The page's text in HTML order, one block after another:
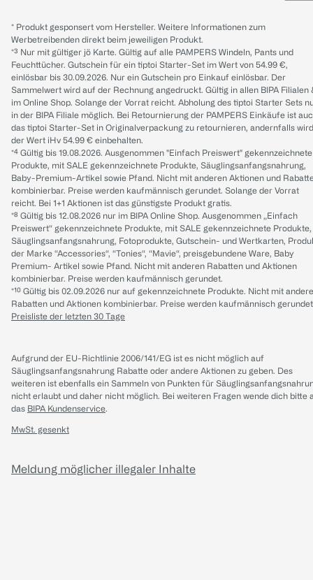
* Produkt gesponsert vom Hersteller. Weitere Informationen zum
Werbetreibenden direkt beim jeweiligen Produkt.
*³ Nur mit gültiger jö Karte. Gültig auf alle PAMPERS Windeln, Pants und
Feuchttücher. Gutschein für ein tiptoi Starter-Set im Wert von 54.99 €,
einlösbar bis 30.09.2026. Nur ein Gutschein pro Einkauf einlösbar. Der
Sammelwert wird auf der Rechnung angedruckt. Gültig in allen BIPA Filialen
im Online Shop. Solange der Vorrat reicht. Abholung des tiptoi Starter Sets
in der BIPA Filiale möglich. Bei Retournierung der PAMPERS Einkäufe ist
das tiptoi Starter-Set in Originalverpackung zu retournieren, andernfalls wird
der Wert iHv 54.99 € einbehalten.
*⁴ Gültig bis 19.08.2026. Ausgenommen "Einfach Preiswert" gekennzeichnete
Produkte, mit SALE gekennzeichnete Produkte, Säuglingsanfangsnahrung,
Baby-Premium-Artikel sowie Pfand. Nicht mit anderen Aktionen und
kombinierbar. Preise werden kaufmännisch gerundet. Solange der Vorrat
reicht. Bei 1+1 Aktionen ist das günstigste Produkt gratis.
*⁸ Gültig bis 12.08.2026 nur im BIPA Online Shop. Ausgenommen „Einfach
Preiswert“ gekennzeichnete Produkte, mit SALE gekennzeichnete Produkte,
Säuglingsanfangsnahrung, Fotoprodukte, Gutschein- und Wertkarten,
der Marke “Accessories“, “Tonies“, “Mavie“, preisgebundene Ware, Baby
Premium- Artikel sowie Pfand. Nicht mit anderen Rabatten und Aktionen
kombinierbar. Preise werden kaufmännisch gerundet.
*¹⁰ Gültig bis 02.09.2026 nur auf gekennzeichnete Produkte. Nicht mit
Rabatten und Aktionen kombinierbar. Preise werden kaufmännisch
Preisliste der letzten 30 Tage
Aufgrund der EU-Richtlinie 2006/141/EG ist es nicht möglich auf
Säuglingsanfangsnahrung Rabatte oder andere Aktionen zu geben. Des
weiteren ist ebenfalls ein Sammeln von Punkten für
nicht erlaubt und daher nicht möglich. Bei weiteren Fragen wende dich bitte
das BIPA Kundenservice.
MwSt. gesenkt
Meldung möglicher illegaler Inhalte